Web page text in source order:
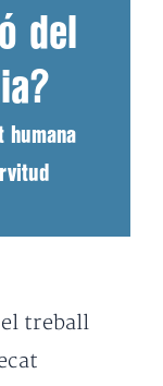
del
humana
treball